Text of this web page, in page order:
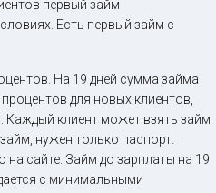
первый займ
Есть первый займ с
На 19 дней сумма займа
для новых клиентов,
Каждый клиент может взять займ
нужен только паспорт.
сайте. Займ до зарплаты на 19
с минимальными